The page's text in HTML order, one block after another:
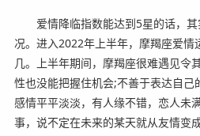
爱情降临指数能达到5星的话，其
况。进入2022年上半年，摩羯座爱情
几。上半年期间，摩羯座很难遇见令
性也没能把握住机会;不善于表达自
感情平平淡淡，有人缘不错，恋人未
事，说不定在未来的某天就从友情变成